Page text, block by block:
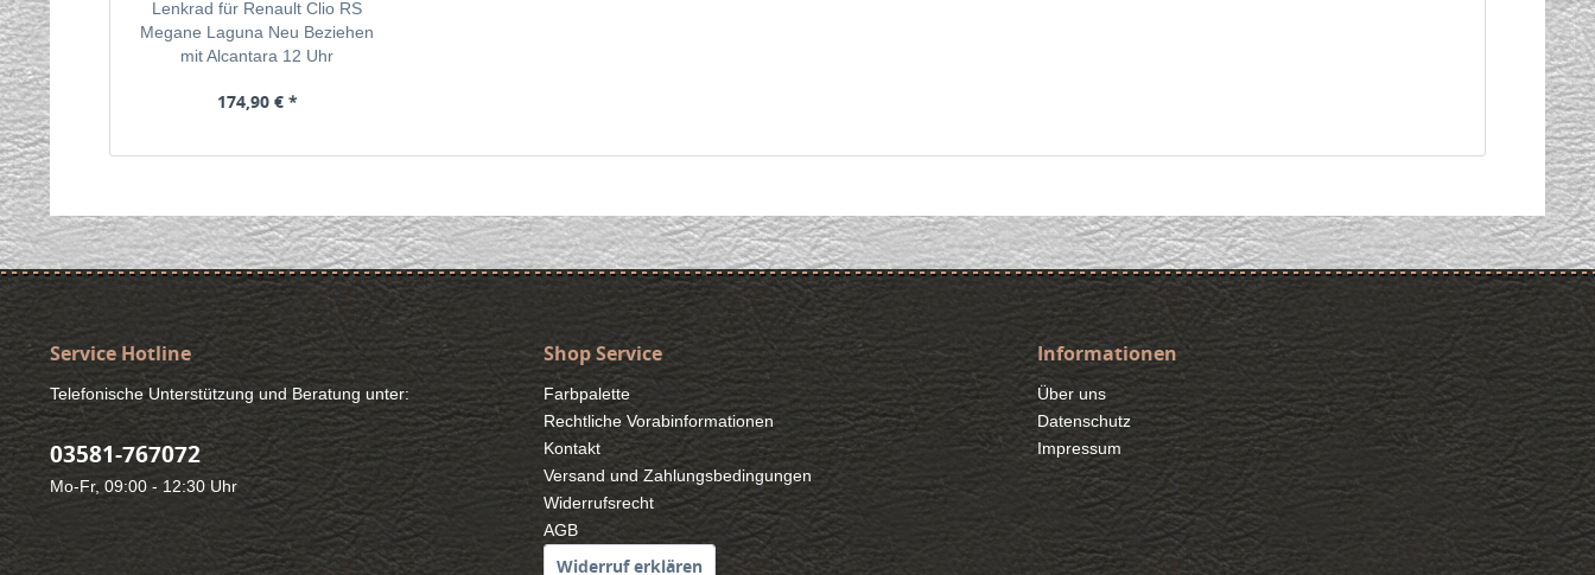
Lenkrad für Renault Clio RS
Megane Laguna Neu Beziehen
mit Alcantara 12 Uhr
174,90 € *
Service Hotline
Telefonische Unterstützung und Beratung unter:
03581-767072
Mo-Fr, 09:00 - 12:30 Uhr
Shop Service
Farbpalette
Rechtliche Vorabinformationen
Kontakt
Versand und Zahlungsbedingungen
Widerrufsrecht
AGB
Widerruf erklären
Informationen
Über uns
Datenschutz
Impressum